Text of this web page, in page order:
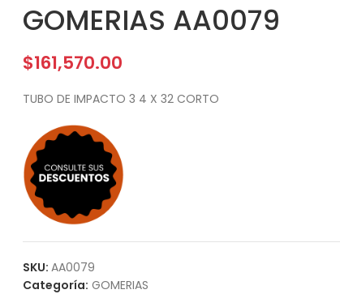
GOMERIAS AA0079
$161,570.00
TUBO DE IMPACTO 3 4 X 32 CORTO
SKU:AA0079
Categoría: GOMERIAS